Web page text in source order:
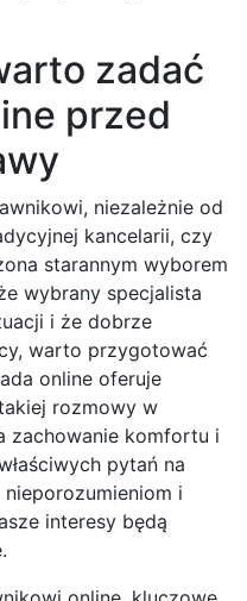
zadać
przed
niezależnie od
kancelarii, czy
starannym wyborem
wybrany specjalista
i że dobrze
warto przygotować
online oferuje
rozmowy w
zachowanie komfortu i
pytań na
i
interesy będą